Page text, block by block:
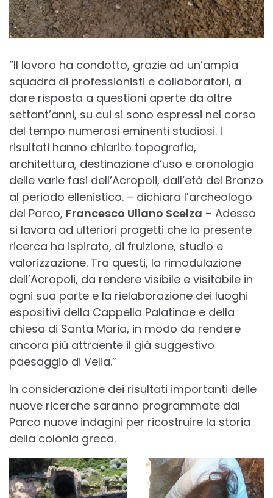
“Il lavoro ha condotto, grazie ad un’ampia
squadra di professionisti e collaboratori, a
dare risposta a questioni aperte da oltre
settant’anni, su cui si sono espressi nel corso
del tempo numerosi eminenti studiosi. I
risultati hanno chiarito topografia,
architettura, destinazione d’uso e cronologia
delle varie fasi dell’Acropoli, dall’età del Bronzo
al periodo ellenistico. – dichiara l’archeologo
del Parco, Francesco Uliano Scelza – Adesso
si lavora ad ulteriori progetti che la presente
ricerca ha ispirato, di fruizione, studio e
valorizzazione. Tra questi, la rimodulazione
dell’Acropoli, da rendere visibile e visitabile in
ogni sua parte e la rielaborazione dei luoghi
espositivi della Cappella Palatinae e della
chiesa di Santa Maria, in modo da rendere
ancora più attraente il già suggestivo
paesaggio di Velia.”
In considerazione dei risultati importanti delle
nuove ricerche saranno programmate dal
Parco nuove indagini per ricostruire la storia
della colonia greca.